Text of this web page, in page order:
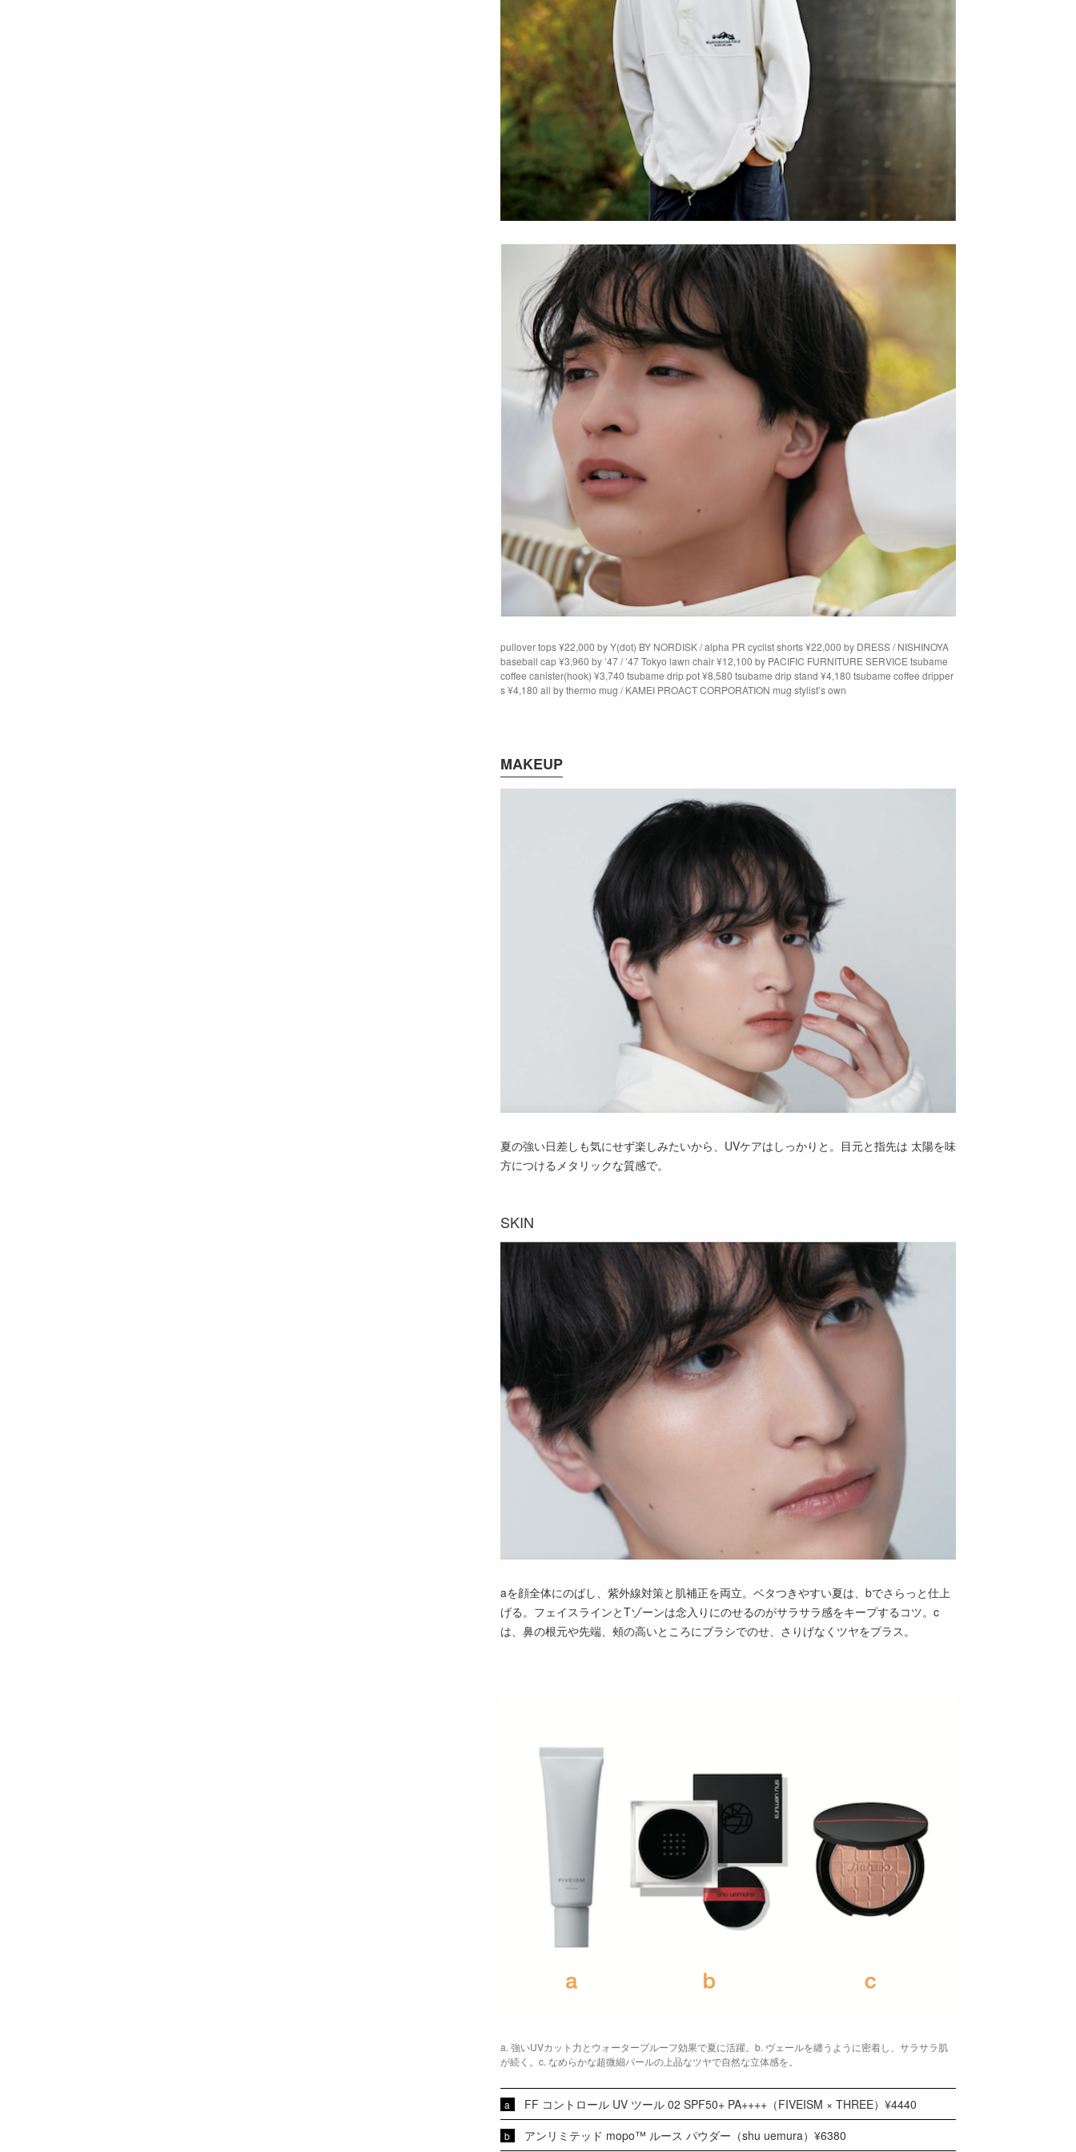
pullover tops ¥22,000 by Y(dot) BY NORDISK / alpha PR cyclist shorts ¥22,000 by DRESS / NISHINOYA
baseball cap ¥3,960 by ’47 / ’47 Tokyo lawn chair ¥12,100 by PACIFIC FURNITURE SERVICE tsubame
coffee canister(hook) ¥3,740 tsubame drip pot ¥8,580 tsubame drip stand ¥4,180 tsubame coffee dripper
s ¥4,180 all by thermo mug / KAMEI PROACT CORPORATION mug stylist’s own
MAKEUP
夏の強い日差しも気にせず楽しみたいから、UVケアはしっかりと。目元と指先は 太陽を味
方につけるメタリックな質感で。
SKIN
aを顔全体にのばし、紫外線対策と肌補正を両立。ベタつきやすい夏は、bでさらっと仕上
げる。フェイスラインとTゾーンは念入りにのせるのがサラサラ感をキープするコツ。c
は、鼻の根元や先端、頰の高いところにブラシでのせ、さりげなくツヤをプラス。
a. 強いUVカット力とウォータープルーフ効果で夏に活躍。b. ヴェールを纏うように密着し、サラサラ肌
が続く。c. なめらかな超微細パールの上品なツヤで自然な立体感を。
FF コントロール UV ツール 02 SPF50+ PA++++（FIVEISM × THREE）¥4440
アンリミテッド mopo™ ルース パウダー（shu uemura）¥6380